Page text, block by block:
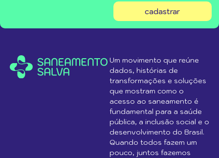
cadastrar
Um movimento que reúne
dados, histórias de
transformações e soluções
que mostram como o
acesso ao saneamento é
fundamental para a saúde
pública, a inclusão social e o
desenvolvimento do Brasil.
Quando todos fazem um
pouco, juntos fazemos